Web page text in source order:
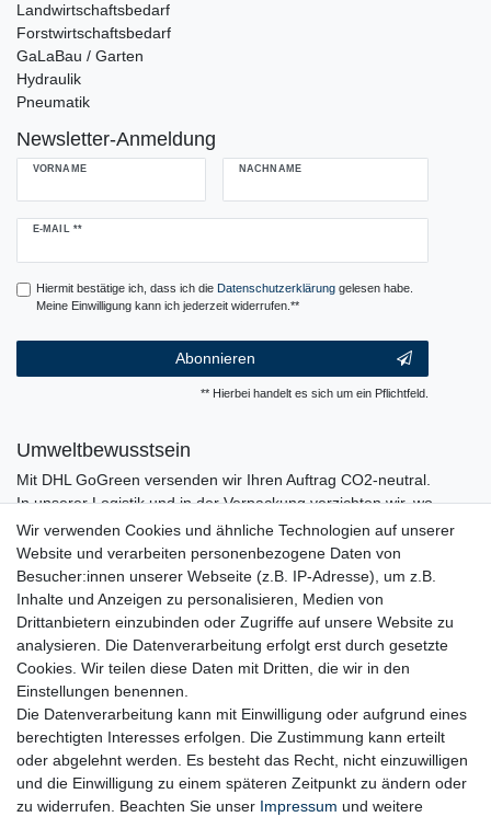
Landwirtschaftsbedarf
Forstwirtschaftsbedarf
GaLaBau / Garten
Hydraulik
Pneumatik
Newsletter-Anmeldung
VORNAME NACHNAME
E-MAIL **
Newsletter
Hiermit bestätige ich, dass ich die Daten­schutz­erklärunggelesen habe.
Meine Einwilligung kann ich jederzeit widerrufen.**
Abonnieren
** Hierbei handelt es sich um ein Pflichtfeld.
Umweltbewusstsein
Mit DHL GoGreen versenden wir Ihren Auftrag CO2-neutral.
In unserer Logistik und in der Verpackung verzichten wir, wo
immer es möglich ist, auf den Einsatz von Kunststoffen und
Plastik.
Wir verwenden Cookies und ähnliche Technologien auf unserer
Website und verarbeiten personenbezogene Daten von
Besucher:innen unserer Webseite (z.B. IP-Adresse), um z.B.
Inhalte und Anzeigen zu personalisieren, Medien von
Drittanbietern einzubinden oder Zugriffe auf unsere Website zu
analysieren. Die Datenverarbeitung erfolgt erst durch gesetzte
Cookies. Wir teilen diese Daten mit Dritten, die wir in den
Einstellungen benennen.
Die Datenverarbeitung kann mit Einwilligung oder aufgrund eines
berechtigten Interesses erfolgen. Die Zustimmung kann erteilt
oder abgelehnt werden. Es besteht das Recht, nicht einzuwilligen
und die Einwilligung zu einem späteren Zeitpunkt zu ändern oder
zu widerrufen. Beachten Sie unser Impressum und weitere